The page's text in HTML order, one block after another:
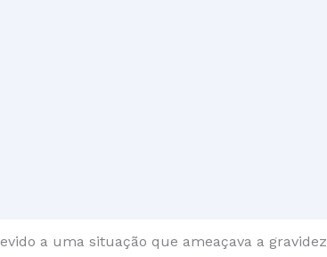
a uma situação que ameaçava a